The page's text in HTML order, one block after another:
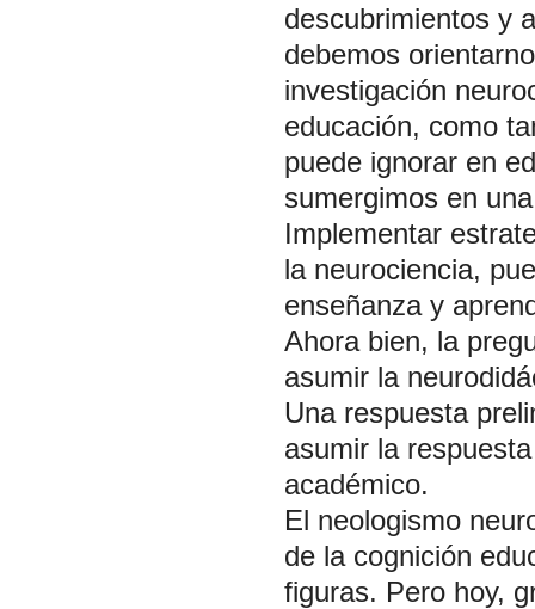
descubrimientos y
debemos
investigación
educación, como
puede ignorar en
sumergimos en
Implementar
la neurociencia,
enseñanza y
Ahora bien, la
asumir la
Una respuesta
asumir la
académico.
El neologismo
de la cognición
figuras. Pero hoy,